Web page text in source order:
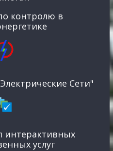
контролю в
Сети"
интерактивных
услуг